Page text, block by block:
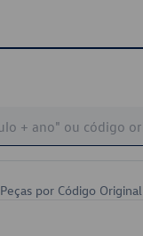
Peças por Código Original